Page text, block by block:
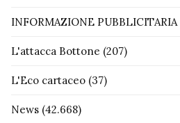
INFORMAZIONE PUBBLICITARIA
L'attacca Bottone (207)
L'Eco cartaceo (37)
News (42.668)